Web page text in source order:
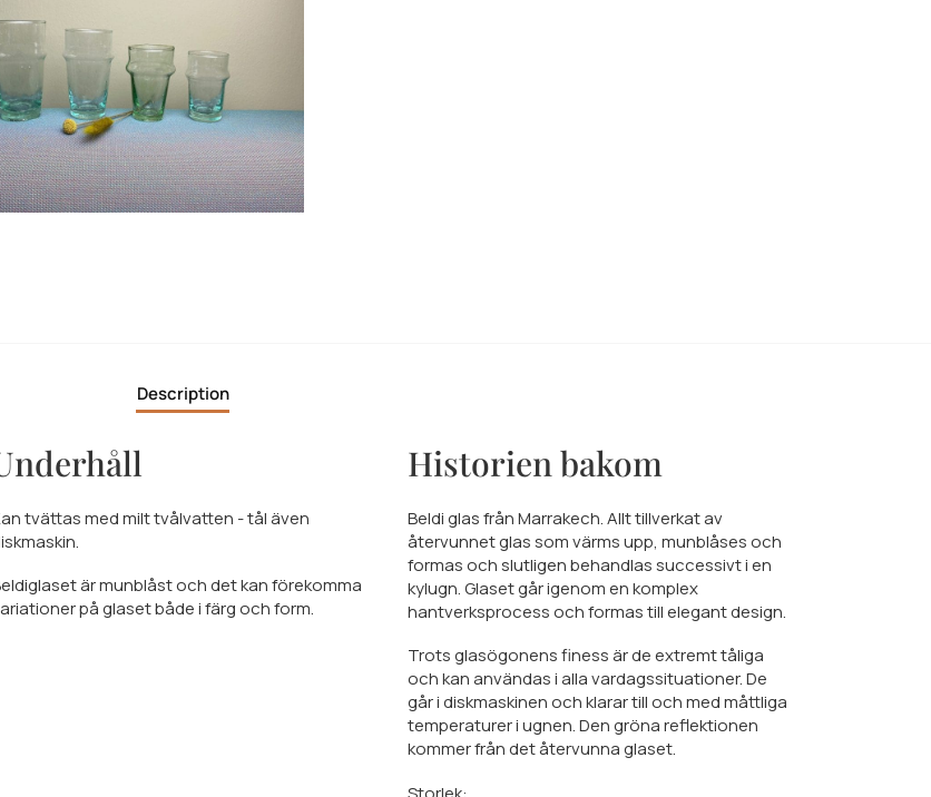
Description
tvättas med milt tvålvatten - tål även
är munblåst och det kan förekomma
på glaset både i färg och form.
Historien bakom
Beldi glas från Marrakech. Allt tillverkat av
återvunnet glas som värms upp, munblåses och
formas och slutligen behandlas successivt i en
kylugn. Glaset går igenom en komplex
hantverksprocess och formas till elegant design.
Trots glasögonens finess är de extremt tåliga
och kan användas i alla vardagssituationer. De
går i diskmaskinen och klarar till och med måttliga
temperaturer i ugnen. Den gröna reflektionen
kommer från det återvunna glaset.